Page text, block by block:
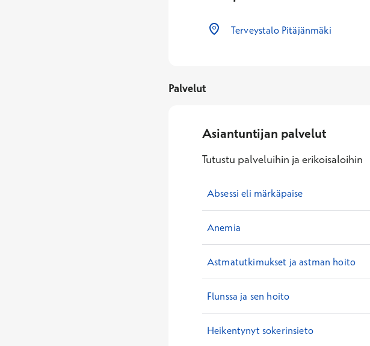
Terveystalo Pitäjänmäki
Palvelut
Asiantuntijan palvelut
Tutustu palveluihin ja erikoisaloihin
Absessi eli märkäpaise
Anemia
Astmatutkimukset ja astman hoito
Flunssa ja sen hoito
Heikentynyt sokerinsieto